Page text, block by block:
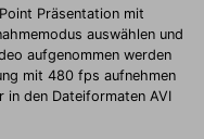
Präsentation mit
auswählen und
aufgenommen werden
mit 480 fps aufnehmen
in den Dateiformaten AVI